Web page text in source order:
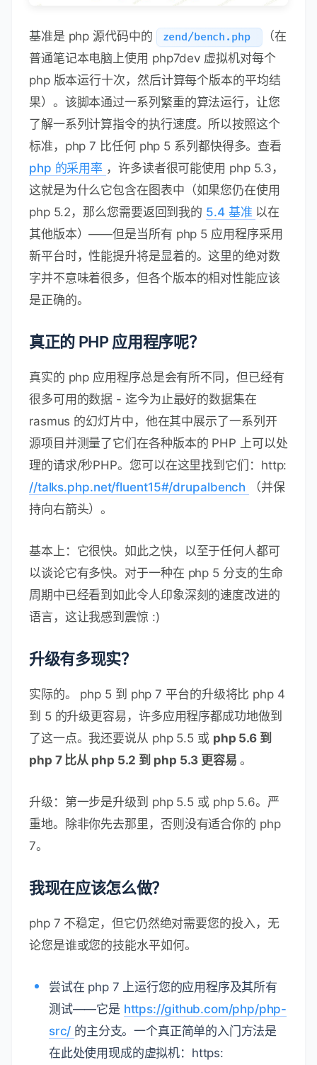
基准是 php 源代码中的 zend/bench.php
（在
普通笔记本电脑上使用 php7dev 虚拟机对每个
php 版本运行十次，然后计算每个版本的平均结
果）。该脚本通过一系列繁重的算法运行，让您
了解一系列计算指令的执行速度。所以按照这个
标准，php 7 比任何 php 5 系列都快得多。查看
php 的采用率 ，许多读者很可能使用 php 5.3，
这就是为什么它包含在图表中（如果您仍在使用
php 5.2，那么您需要返回到我的 5.4 基准 以在
其他版本）——但是当所有 php 5 应用程序采用
新平台时，性能提升将是显着的。这里的绝对数
字并不意味着很多，但各个版本的相对性能应该
是正确的。
真正的 PHP 应用程序呢？
真实的 php 应用程序总是会有所不同，但已经有
很多可用的数据 - 迄今为止最好的数据集在
rasmus 的幻灯片中，他在其中展示了一系列开
源项目并测量了它们在各种版本的 PHP 上可以处
理的请求/秒PHP。您可以在这里找到它们：http:
//talks.php.net/fluent15#/drupalbench
（并保
持向右箭头）。
基本上：它很快。如此之快，以至于任何人都可
以谈论它有多快。对于一种在 php 5 分支的生命
周期中已经看到如此令人印象深刻的速度改进的
语言，这让我感到震惊 :)
升级有多现实？
实际的。 php 5 到 php 7 平台的升级将比 php 4
到 5 的升级更容易，许多应用程序都成功地做到
了这一点。我还要说从 php 5.5 或 php 5.6 到
php 7 比从 php 5.2 到 php 5.3 更容易 。
升级：第一步是升级到 php 5.5 或 php 5.6。严
重地。除非你先去那里，否则没有适合你的 php
7。
我现在应该怎么做？
php 7 不稳定，但它仍然绝对需要您的投入，无
论您是谁或您的技能水平如何。
尝试在 php 7 上运行您的应用程序及其所有
测试——它是 https://github.com/php/php-
src/ 的主分支。一个真正简单的入门方法是
在此处使用现成的虚拟机：https: